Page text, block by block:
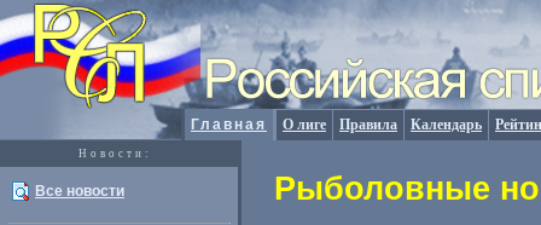
Главная О лиге Правила Календарь
Новости:
Все новости Рыболовные